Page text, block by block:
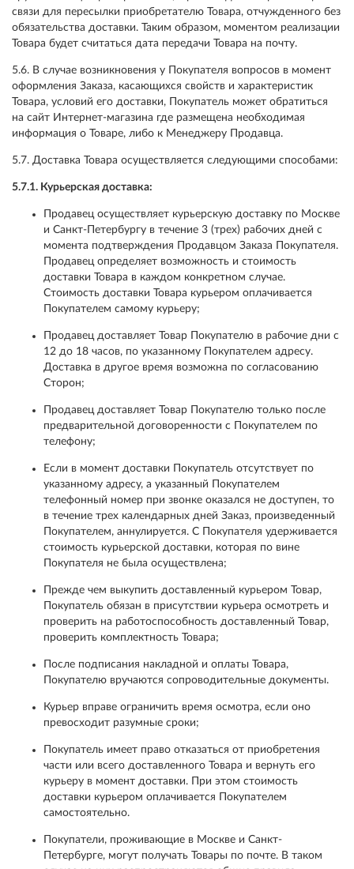
связи для пересылки приобретателю Товара, отчужденного без
обязательства доставки. Таким образом, моментом реализации
Товара будет считаться дата передачи Товара на почту.
5.6. В случае возникновения у Покупателя вопросов в момент
оформления Заказа, касающихся свойств и характеристик
Товара, условий его доставки, Покупатель может обратиться
на сайт Интернет-магазина где размещена необходимая
информация о Товаре, либо к Менеджеру Продавца.
5.7. Доставка Товара осуществляется следующими способами:
5.7.1. Курьерская доставка:
Продавец осуществляет курьерскую доставку по Москве
и Санкт-Петербургу в течение 3 (трех) рабочих дней с
момента подтверждения Продавцом Заказа Покупателя.
Продавец определяет возможность и стоимость
доставки Товара в каждом конкретном случае.
Стоимость доставки Товара курьером оплачивается
Покупателем самому курьеру;
Продавец доставляет Товар Покупателю в рабочие дни с
12 до 18 часов, по указанному Покупателем адресу.
Доставка в другое время возможна по согласованию
Сторон;
Продавец доставляет Товар Покупателю только после
предварительной договоренности с Покупателем по
телефону;
Если в момент доставки Покупатель отсутствует по
указанному адресу, а указанный Покупателем
телефонный номер при звонке оказался не доступен, то
в течение трех календарных дней Заказ, произведенный
Покупателем, аннулируется. С Покупателя удерживается
стоимость курьерской доставки, которая по вине
Покупателя не была осуществлена;
Прежде чем выкупить доставленный курьером Товар,
Покупатель обязан в присутствии курьера осмотреть и
проверить на работоспособность доставленный Товар,
проверить комплектность Товара;
После подписания накладной и оплаты Товара,
Покупателю вручаются сопроводительные документы.
Курьер вправе ограничить время осмотра, если оно
превосходит разумные сроки;
Покупатель имеет право отказаться от приобретения
части или всего доставленного Товара и вернуть его
курьеру в момент доставки. При этом стоимость
доставки курьером оплачивается Покупателем
самостоятельно.
Покупатели, проживающие в Москве и Санкт-
Петербурге, могут получать Товары по почте. В таком